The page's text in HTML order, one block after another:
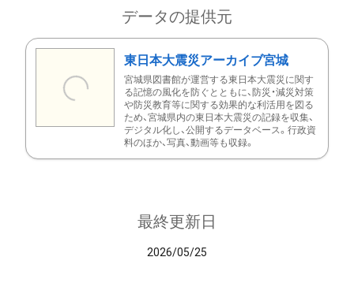
データの提供元
東日本大震災アーカイブ宮城
宮城県図書館が運営する東日本大震災に関す
る記憶の風化を防ぐとともに、防災・減災対策
や防災教育等に関する効果的な利活用を図る
ため、宮城県内の東日本大震災の記録を収集、
デジタル化し、公開するデータベース。行政資
料のほか、写真、動画等も収録。
最終更新日
2026/05/25